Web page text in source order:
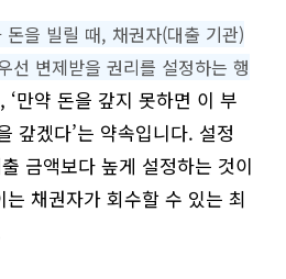
을 빌릴 때, 채권자(대출 기관)
선 변제받을 권리를 설정하는 행
‘만약 돈을 갚지 못하면 이 부
갚겠다’는 약속입니다. 설정
금액보다 높게 설정하는 것이
채권자가 회수할 수 있는 최